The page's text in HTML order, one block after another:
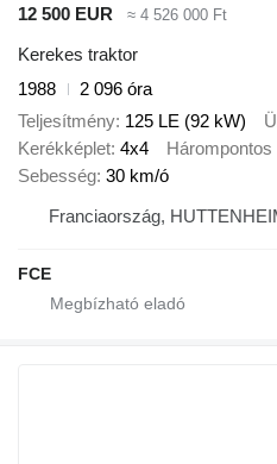
12 500 EUR
≈ 4 526 000 Ft
Kerekes traktor
1988
2 096 óra
Teljesítmény 125 LE (92 kW)
Kerékképlet 4x4
Sebesség 30 km/ó
Franciaország,
FCE